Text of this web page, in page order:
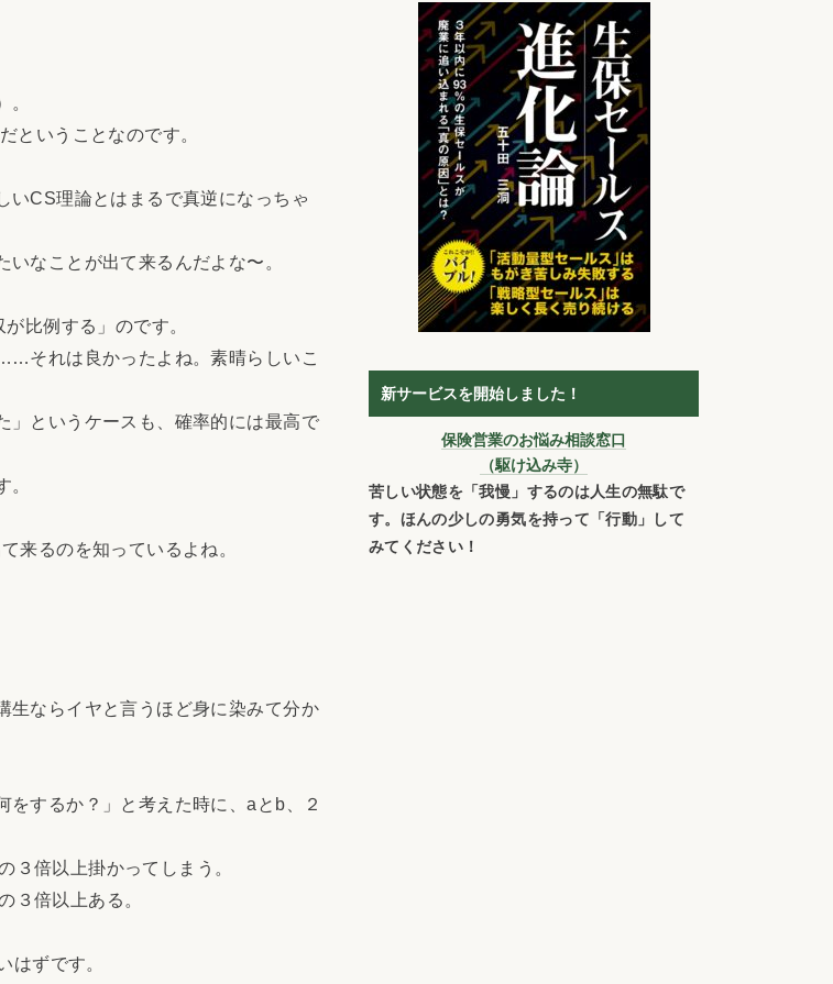
ということなのです。
CS理論とはまるで真逆になっちゃ
なことが出て来るんだよな〜。
比例する」のです。
それは良かったよね。素晴らしいこ
というケースも、確率的には最高で
来るのを知っているよね。
ならイヤと言うほど身に染みて分か
するか？」と考えた時に、aとb、２
倍以上掛かってしまう。
倍以上ある。
ずです。
新サービスを開始しました！
保険営業のお悩み相談窓口
（駆け込み寺）
苦しい状態を「我慢」するのは人生の無駄で
す。ほんの少しの勇気を持って「行動」して
みてください！